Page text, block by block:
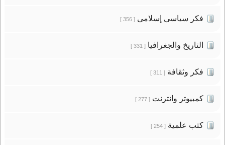
فكر سياسى إسلامى[ 356 ]
التاريخ والجغرافيا[ 331 ]
فكر وثقافة[ 311 ]
كمبيوتر وانترنت[ 277 ]
كتب علمية[ 254 ]